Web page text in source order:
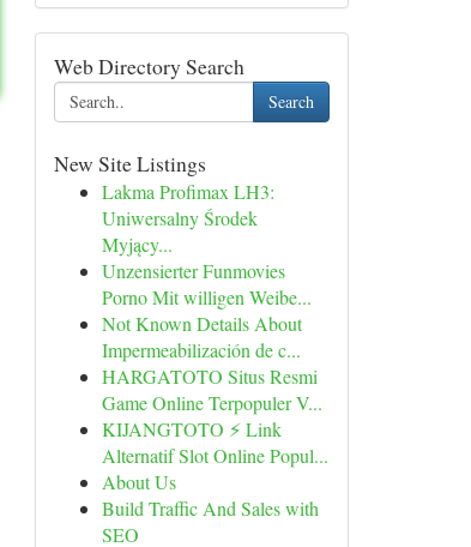
Web Directory Search
Search
New Site Listings
Lakma Profimax LH3:
Uniwersalny Środek
Myjący...
Unzensierter Funmovies
Porno Mit willigen Weibe...
Not Known Details About
Impermeabilización de c...
HARGATOTO Situs Resmi
Game Online Terpopuler V...
KIJANGTOTO ⚡ Link
Alternatif Slot Online Popul...
About Us
Build Traffic And Sales with
SEO